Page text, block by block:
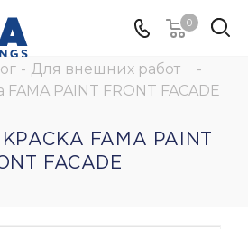
0
- Для внешних работ
-
PAINT FRONT FACADE
FAMA PAINT
FACADE